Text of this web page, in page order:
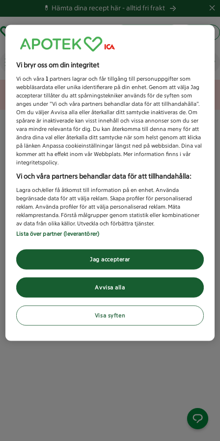
💊 Hämta dina recept här -alltid fri frakt
Vad letar du efter idag?
Unknown error
Vi bryr oss om din integritet
Vi och våra1 partners lagrar och får tillgång till personuppgifter som
webbläsardata eller unika identifierare på din enhet. Genom att välja Jag
accepterar tillåter du att spårningstekniker används för de syften som
anges under ”Vi och våra partners behandlar data för att tillhandahålla”.
Om du väljer Avvisa alla eller återkallar ditt samtycke inaktiveras de. Om
spårare är inaktiverade kan visst innehåll och vissa annonser som du ser
vara mindre relevanta för dig. Du kan återkomma till denna meny för att
ändra dina val eller återkalla ditt samtycke när som helst genom att klicka
på länken Anpassa cookieinställningar längst ned på webbsidan. Dina val
kommer att ha effekt inom vår Webbplats. Mer information finns i vår
integritetspolicy.
Vi och våra partners behandlar data för att tillhandahålla:
Lagra och/eller få åtkomst till information på en enhet. Använda
begränsade data för att välja reklam. Skapa profiler för personaliserad
reklam. Använda profiler för att välja personaliserad reklam. Mäta
reklamprestanda. Förstå målgrupper genom statistik eller kombinationer
av data från olika källor. Utveckla och förbättra tjänster.
Lista över partner (leverantörer)
Avvisa alla
Jag accepterar
Visa syften